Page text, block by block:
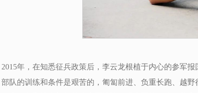
2015年，在知悉征兵政策后，李云龙根植于内心的参军
部队的训练和条件是艰苦的，匍匐前进、负重长跑、越